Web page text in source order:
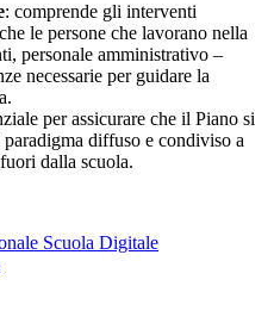
: comprende gli interventi
le persone che lavorano nella
personale amministrativo –
necessarie per guidare la
per assicurare che il Piano si
diffuso e condiviso a
dalla scuola.
Scuola Digitale